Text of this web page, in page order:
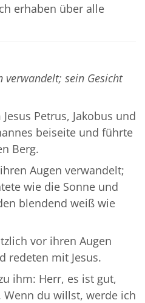
erhaben über alle
verwandelt; sein Gesicht
Petrus, Jakobus und
beiseite und führte
Berg.
Augen verwandelt;
wie die Sonne und
blendend weiß wie
vor ihren Augen
redeten mit Jesus.
ihm: Herr, es ist gut,
du willst, werde ich